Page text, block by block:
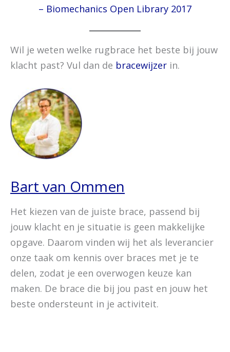
– Biomechanics Open Library 2017
Wil je weten welke rugbrace het beste bij jouw
klacht past? Vul dan de bracewijzer in.
Bart van Ommen
Het kiezen van de juiste brace, passend bij
jouw klacht en je situatie is geen makkelijke
opgave. Daarom vinden wij het als leverancier
onze taak om kennis over braces met je te
delen, zodat je een overwogen keuze kan
maken. De brace die bij jou past en jouw het
beste ondersteunt in je activiteit.